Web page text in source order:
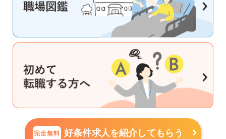
完全無料 好条件求人を紹介してもらう